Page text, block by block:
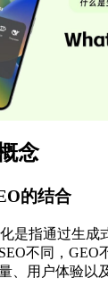
念
的结合
是指通过生成
不同，GEO
、用户体验以